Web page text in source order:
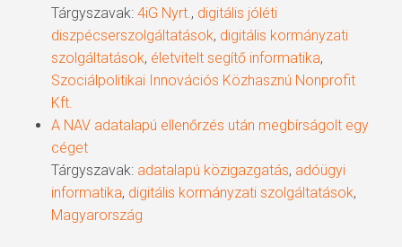
Tárgyszavak: 4iG Nyrt., digitális jóléti
diszpécserszolgáltatások, digitális kormányzati
szolgáltatások, életvitelt segítő informatika,
Szociálpolitikai Innovációs Közhasznú Nonprofit
Kft.
A NAV adatalapú ellenőrzés után megbírságolt egy
céget
Tárgyszavak: adatalapú közigazgatás, adóügyi
informatika, digitális kormányzati szolgáltatások,
Magyarország